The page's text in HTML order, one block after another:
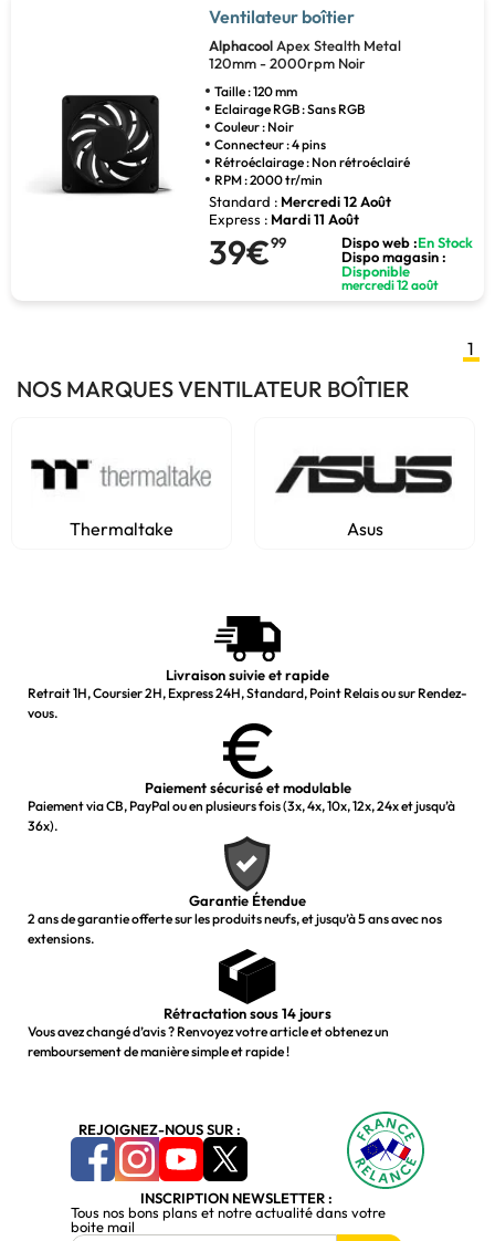
Ventilateur boîtier
Alphacool Apex Stealth Metal
120mm - 2000rpm Noir
Taille : 120 mm
Eclairage RGB : Sans RGB
Couleur : Noir
Connecteur : 4 pins
Rétroéclairage : Non rétroéclairé
RPM : 2000 tr/min
Standard : Mercredi 12 Août
Express : Mardi 11 Août
39€99 Dispo web :En Stock
Dispo magasin :
Disponible
mercredi 12 août
1
NOS MARQUES VENTILATEUR BOÎTIER
Thermaltake Asus
Livraison suivie et rapide
Retrait 1H, Coursier 2H, Express 24H, Standard, Point Relais ou sur Rendez-
vous.
Paiement sécurisé et modulable
Paiement via CB, PayPal ou en plusieurs fois (3x, 4x, 10x, 12x, 24x et jusqu’à
36x).
Garantie Étendue
2 ans de garantie offerte sur les produits neufs, et jusqu’à 5 ans avec nos
extensions.
Rétractation sous 14 jours
Vous avez changé d’avis ? Renvoyez votre article et obtenez un
remboursement de manière simple et rapide !
REJOIGNEZ-NOUS SUR :
INSCRIPTION NEWSLETTER :
Tous nos bons plans et notre actualité dans votre
boite mail